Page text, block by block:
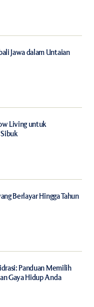
in this browser for
Jawa dalam Untaian
Living untuk
Berlayar Hingga Tahun
Panduan Memilih
Gaya Hidup Anda